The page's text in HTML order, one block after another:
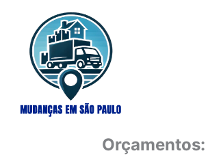
conteúdo
Orçamentos: